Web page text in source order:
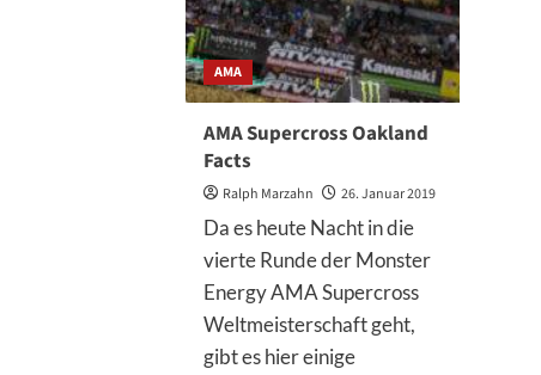
AMA
AMA Supercross Oakland
Facts
Ralph Marzahn 26. Januar 2019
Da es heute Nacht in die
vierte Runde der Monster
Energy AMA Supercross
Weltmeisterschaft geht,
gibt es hier einige